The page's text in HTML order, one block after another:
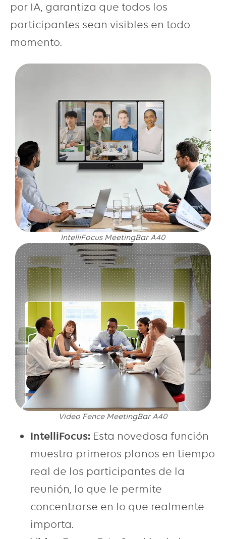
por IA, garantiza que todos los
participantes sean visibles en todo
momento.
IntelliFocus MeetingBar A40
Video Fence MeetingBar A40
IntelliFocus: Esta novedosa función
muestra primeros planos en tiempo
real de los participantes de la
reunión, lo que le permite
concentrarse en lo que realmente
importa.